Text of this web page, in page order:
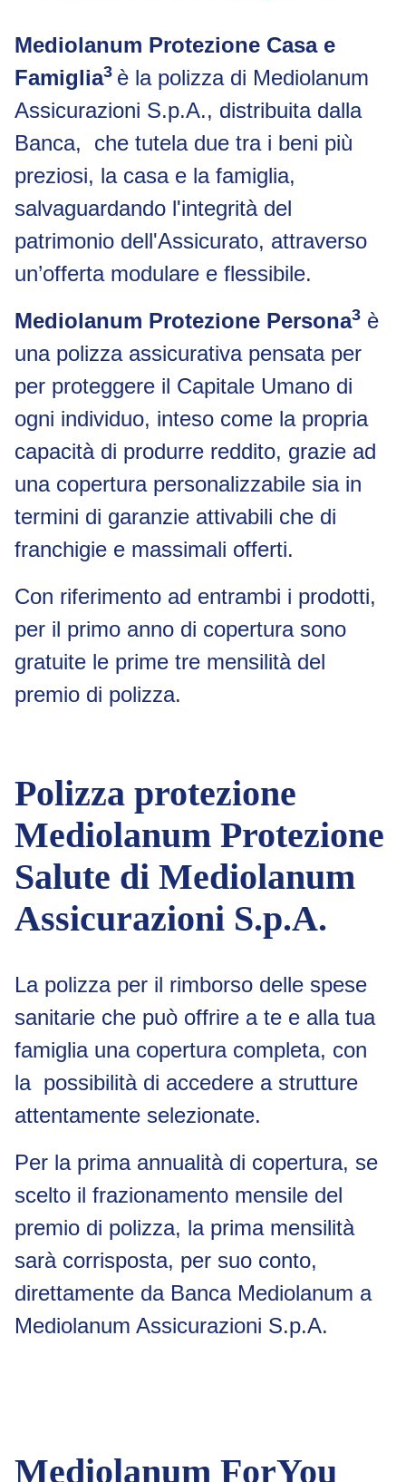
Mediolanum Protezione Casa e
Famiglia3 è la polizza di Mediolanum
Assicurazioni S.p.A., distribuita dalla
Banca, che tutela due tra i beni più
preziosi, la casa e la famiglia,
salvaguardando l'integrità del
patrimonio dell'Assicurato, attraverso
un’offerta modulare e flessibile.
Mediolanum Protezione Persona3 è
una polizza assicurativa pensata per
per proteggere il Capitale Umano di
ogni individuo, inteso come la propria
capacità di produrre reddito, grazie ad
una copertura personalizzabile sia in
termini di garanzie attivabili che di
franchigie e massimali offerti.
Con riferimento ad entrambi i prodotti,
per il primo anno di copertura sono
gratuite le prime tre mensilità del
premio di polizza.
Polizza protezione
Mediolanum Protezione
Salute di Mediolanum
Assicurazioni S.p.A.
La polizza per il rimborso delle spese
sanitarie che può offrire a te e alla tua
famiglia una copertura completa, con
la possibilità di accedere a strutture
attentamente selezionate.
Per la prima annualità di copertura, se
scelto il frazionamento mensile del
premio di polizza, la prima mensilità
sarà corrisposta, per suo conto,
direttamente da Banca Mediolanum a
Mediolanum Assicurazioni S.p.A.
Mediolanum ForYou